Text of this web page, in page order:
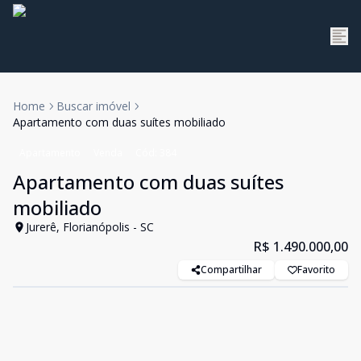
Home
Buscar imóvel
Apartamento com duas suítes mobiliado
Apartamento com duas suítes
mobiliado
Jurerê, Florianópolis - SC
R$ 1.490.000,00
Compartilhar Favorito